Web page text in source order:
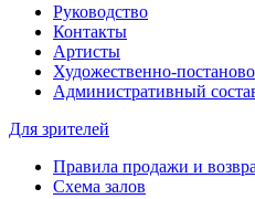
Руководство
Контакты
Артисты
Художественно-
Административный
Для зрителей
Правила продажи и
Схема залов